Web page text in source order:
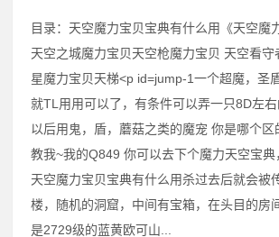
目录：天空魔力宝贝宝典有什么用《天空魔
天空之城魔力宝贝天空枪魔力宝贝 天空看守
星魔力宝贝天梯˂p id=jump-1一个超魔，圣
就TL用用可以了，有条件可以弄一只8D左右
以后用鬼，盾，蘑菇之类的魔宠 你是哪个区
教我~我的Q849 你可以去下个魔力天空宝典
天空魔力宝贝宝典有什么用杀过去后就会被
楼，随机的洞窟，中间有宝箱，在头目的房
是2729级的蓝黄欧可山...